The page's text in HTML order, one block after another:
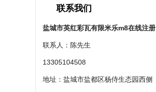
联系我们
盐城市英红彩瓦有限米乐m8在线注册
联系人：陈先生
13305104508
地址：盐城市盐都区杨侍生态园西侧